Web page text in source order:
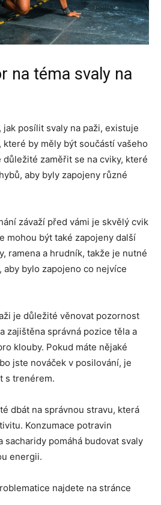
na téma svaly na
posílit svaly na paži, existuje
by měly být součástí vašeho
zaměřit se na cviky, které
aby byly zapojeny různé
závaží před vámi je skvělý cvik
mohou být také zapojeny další
ramena a hrudník, takže je nutné
bylo zapojeno co nejvíce
je důležité věnovat pozornost
zajištěna správná pozice těla a
klouby. Pokud máte nějaké
jste nováček v posilování, je
s trenérem.
dbát na správnou stravu, která
Konzumace potravin
sacharidy pomáhá budovat svaly
energii.
najdete na stránce